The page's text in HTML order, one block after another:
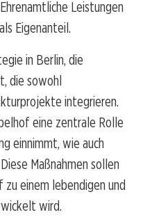
Leistungen
Eigenanteil.
in Berlin, die
die sowohl
integrieren.
eine zentrale Rolle
einnimmt, wie auch
Maßnahmen sollen
einem lebendigen und
wird.